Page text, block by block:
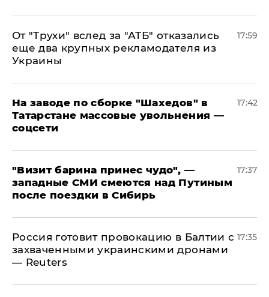
От "Трухи" вслед за "АТБ" отказались
еще два крупных рекламодателя из
Украины
17:59
На заводе по сборке "Шахедов" в
Татарстане массовые увольнения —
соцсети
17:42
"Визит барина принес чудо", —
западные СМИ смеются над Путиным
после поездки в Сибирь
17:37
​Россия готовит провокацию в Балтии с
захваченными украинскими дронами
— Reuters
17:35